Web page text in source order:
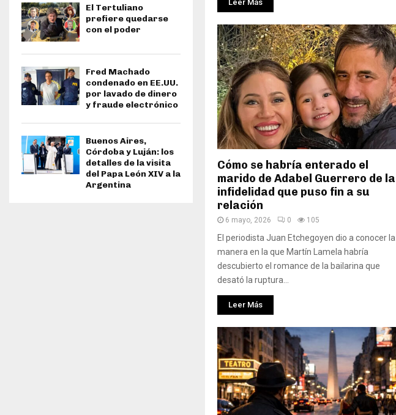
Leer Más
Cómo se habría enterado el
marido de Adabel Guerrero de la
infidelidad que puso fin a su
relación
6 mayo, 2026 0 105
El periodista Juan Etchegoyen dio a conocer la
manera en la que Martín Lamela habría
descubierto el romance de la bailarina que
desató la ruptura...
Leer Más
El Tertuliano
prefiere quedarse
con el poder
Fred Machado
condenado en EE.UU.
por lavado de dinero
y fraude electrónico
Buenos Aires,
Córdoba y Luján: los
detalles de la visita
del Papa León XIV a la
Argentina